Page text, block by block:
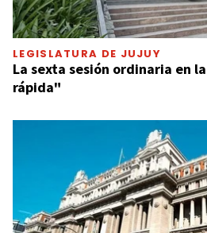
LEGISLATURA DE JUJUY
La sexta sesión ordinaria en
rápida"